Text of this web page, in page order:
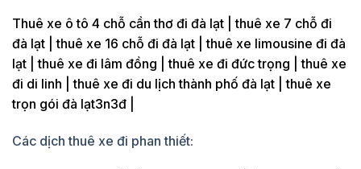
Thuê xe ô tô 4 chỗ cần thơ đi đà lạt | thuê xe 7 chỗ đi
đà lạt | thuê xe 16 chỗ đi đà lạt | thuê xe limousine đi đà
lạt | thuê xe đi lâm đồng | thuê xe đi đức trọng | thuê xe
đi di linh | thuê xe đi du lịch thành phố đà lạt | thuê xe
trọn gói đà lạt3n3đ |
Các dịch thuê xe đi phan thiết: